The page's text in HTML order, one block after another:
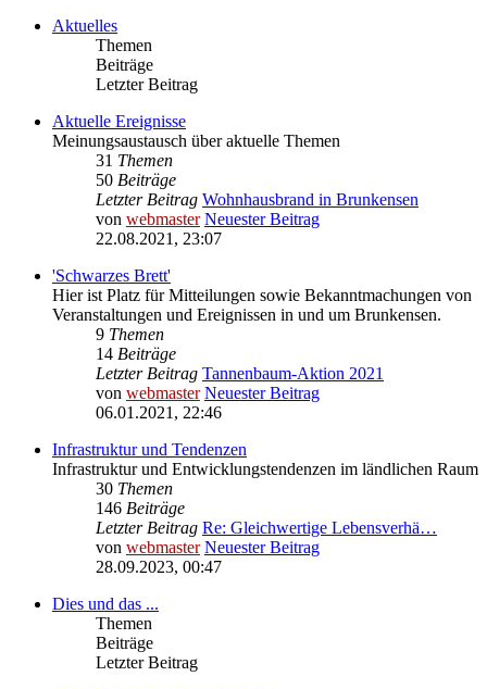
Aktuelles
Themen
Beiträge
Letzter Beitrag
Aktuelle Ereignisse
Meinungsaustausch über aktuelle Themen
31 Themen
50 Beiträge
Letzter Beitrag Wohnhausbrand in Brunkensen
von webmaster Neuester Beitrag
22.08.2021, 23:07
'Schwarzes Brett'
Hier ist Platz für Mitteilungen sowie Bekanntmachungen von
Veranstaltungen und Ereignissen in und um Brunkensen.
9 Themen
14 Beiträge
Letzter Beitrag Tannenbaum-Aktion 2021
von webmaster Neuester Beitrag
06.01.2021, 22:46
Infrastruktur und Tendenzen
Infrastruktur und Entwicklungstendenzen im ländlichen Raum
30 Themen
146 Beiträge
Letzter Beitrag Re: Gleichwertige Lebensverhä…
von webmaster Neuester Beitrag
28.09.2023, 00:47
Dies und das ...
Themen
Beiträge
Letzter Beitrag